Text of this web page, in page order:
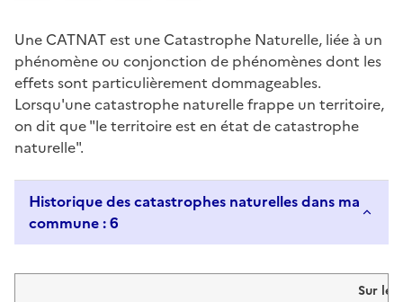
Une CATNAT est une Catastrophe Naturelle, liée à un
phénomène ou conjonction de phénomènes dont les
effets sont particulièrement dommageables.
Lorsqu'une catastrophe naturelle frappe un territoire,
on dit que "le territoire est en état de catastrophe
naturelle".
Historique des catastrophes naturelles dans ma
commune : 6
Sur le